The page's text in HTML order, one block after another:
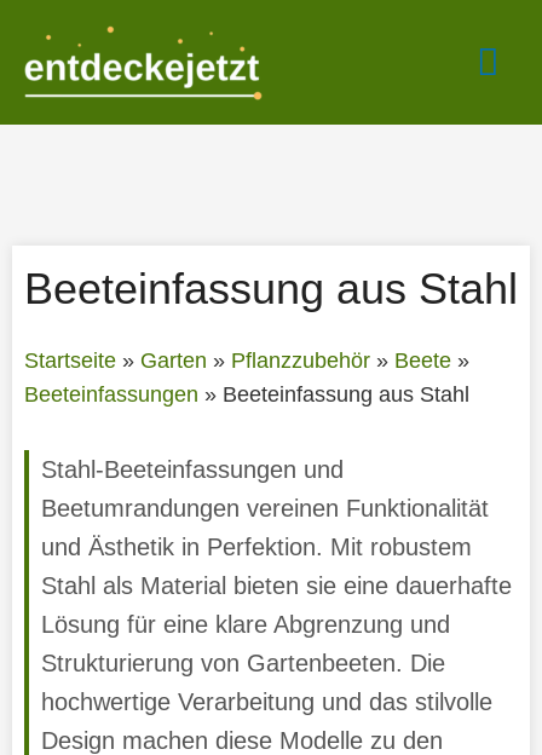
springen
Beeteinfassung aus Stahl
Startseite» Garten » Pflanzzubehör» Beete»
Beeteinfassungen » Beeteinfassung aus Stahl
Stahl-Beeteinfassungen und
Beetumrandungen vereinen Funktionalität
und Ästhetik in Perfektion. Mit robustem
Stahl als Material bieten sie eine dauerhafte
Lösung für eine klare Abgrenzung und
Strukturierung von Gartenbeeten. Die
hochwertige Verarbeitung und das stilvolle
Design machen diese Modelle zu den